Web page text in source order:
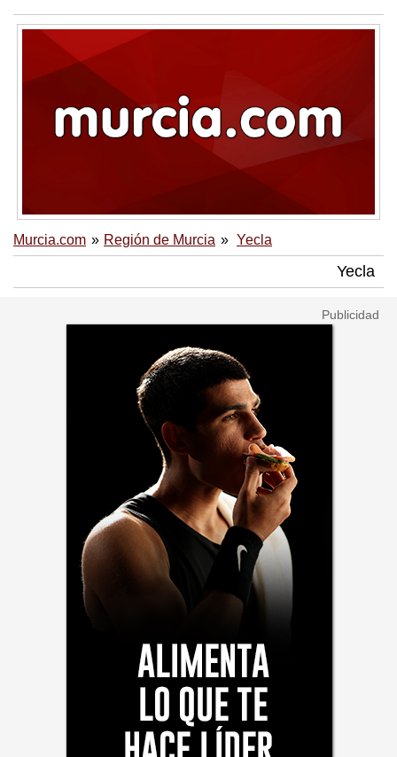
Murcia.com Región de Murcia Yecla
Yecla